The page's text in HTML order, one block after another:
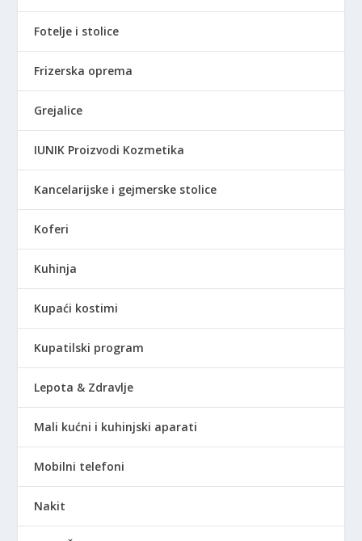
Fotelje i stolice
Frizerska oprema
Grejalice
IUNIK Proizvodi Kozmetika
Kancelarijske i gejmerske stolice
Koferi
Kuhinja
Kupaći kostimi
Kupatilski program
Lepota & Zdravlje
Mali kućni i kuhinjski aparati
Mobilni telefoni
Nakit